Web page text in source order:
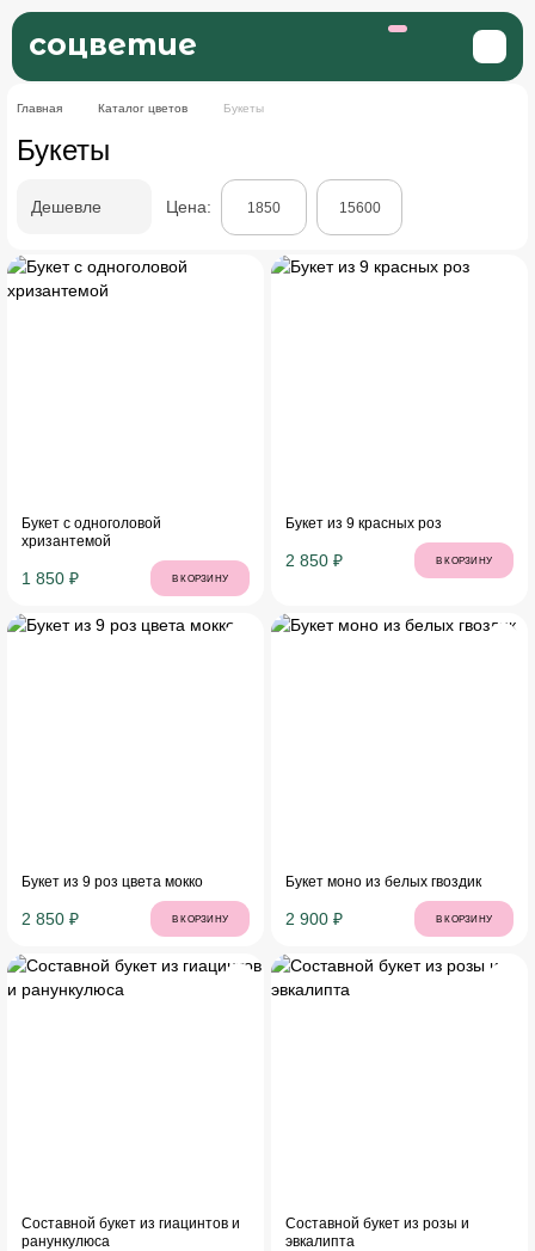
соцветие
Главная Каталог цветов Букеты
Букеты
Дешевле Цена:
Букет с одноголовой
хризантемой
1 850 ₽ В КОРЗИНУ
Букет из 9 красных роз
2 850 ₽ В КОРЗИНУ
Букет из 9 роз цвета мокко
2 850 ₽ В КОРЗИНУ
Букет моно из белых гвоздик
2 900 ₽ В КОРЗИНУ
Составной букет из гиацинтов и
ранункулюса
Составной букет из розы и
эвкалипта